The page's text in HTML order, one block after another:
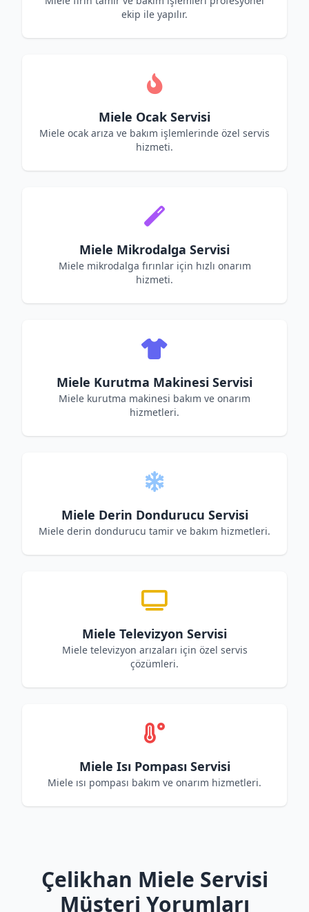
ekip ile yapılır.
Miele Ocak Servisi
Miele ocak arıza ve bakım işlemlerinde özel servis
hizmeti.
Miele Mikrodalga Servisi
Miele mikrodalga fırınlar için hızlı onarım
hizmeti.
Miele Kurutma Makinesi Servisi
Miele kurutma makinesi bakım ve onarım
hizmetleri.
Miele Derin Dondurucu Servisi
Miele derin dondurucu tamir ve bakım hizmetleri.
Miele Televizyon Servisi
Miele televizyon arızaları için özel servis
çözümleri.
Miele Isı Pompası Servisi
Miele ısı pompası bakım ve onarım hizmetleri.
Çelikhan Miele Servisi
Müşteri Yorumları